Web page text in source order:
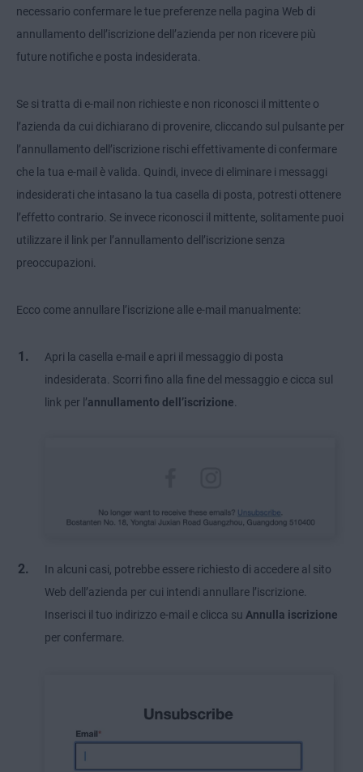
necessario confermare le tue preferenze nella pagina Web di
annullamento dell’iscrizione dell’azienda per non ricevere più
future notifiche e posta indesiderata.
Se si tratta di e-mail non richieste e non riconosci il mittente o
l’azienda da cui dichiarano di provenire, cliccando sul pulsante per
l’annullamento dell’iscrizione rischi effettivamente di confermare
che la tua e-mail è valida. Quindi, invece di eliminare i messaggi
indesiderati che intasano la tua casella di posta, potresti ottenere
l’effetto contrario. Se invece riconosci il mittente, solitamente puoi
utilizzare il link per l’annullamento dell’iscrizione senza
preoccupazioni.
Ecco come annullare l’iscrizione alle e-mail manualmente:
Apri la casella e-mail e apri il messaggio di posta
indesiderata. Scorri fino alla fine del messaggio e cicca sul
link per l’annullamento dell’iscrizione.
In alcuni casi, potrebbe essere richiesto di accedere al sito
Web dell’azienda per cui intendi annullare l’iscrizione.
Inserisci il tuo indirizzo e-mail e clicca su Annulla iscrizione
per confermare.